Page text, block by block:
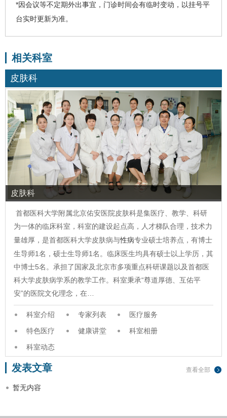
*因会议等不定期外出事宜，门诊时间会有临时变动，以挂号平
台实时更新为准。
相关科室
皮肤科
皮肤科
首都医科大学附属北京佑安医院皮肤科是集医疗、教学、科研
为一体的临床科室，科室的建设起点高，人才梯队合理，技术力
量雄厚，是首都医科大学皮肤病与性病专业硕士培养点，有博士
生导师1名，硕士生导师1名。临床医生均具有硕士以上学历，其
中博士5名。承担了国家及北京市多项重点科研课题以及首都医
科大学皮肤病学系的教学工作。科室秉承“尊道厚德、互佑平
安”的医院文化理念，在…
科室介绍 专家列表
医疗服务
特色医疗
健康讲堂
科室相册
科室动态
查看全部
发表文章
暂无内容